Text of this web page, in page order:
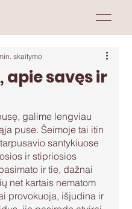
apie savęs ir
skaitymo
galime lengviau
puse. Šeimoje tai itin
santykiuose
ir stipriosios
ir tie, dažnai
net kartais nematom
provokuoja, išjudina ir